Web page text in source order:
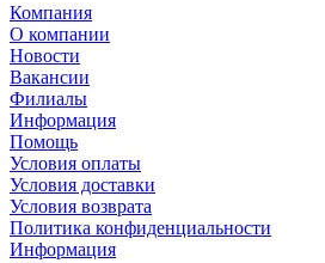
Компания
О компании
Новости
Вакансии
Филиалы
Информация
Помощь
Условия оплаты
Условия доставки
Условия возврата
Политика конфиденциальности
Информация